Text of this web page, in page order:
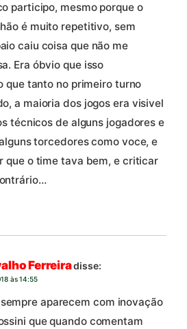
participo, mesmo porque o
é muito repetitivo, sem
caiu coisa que não me
Era óbvio que isso
que tanto no primeiro turno
a maioria dos jogos era visivel
técnicos de alguns jogadores e
torcedores como voce, e
que o time tava bem, e criticar
Ferreiradisse:
às 14:55
aparecem com inovação
que quando comentam